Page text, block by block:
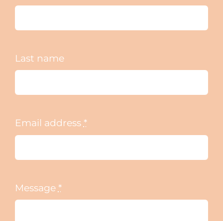
Last name
Email address *
Message *